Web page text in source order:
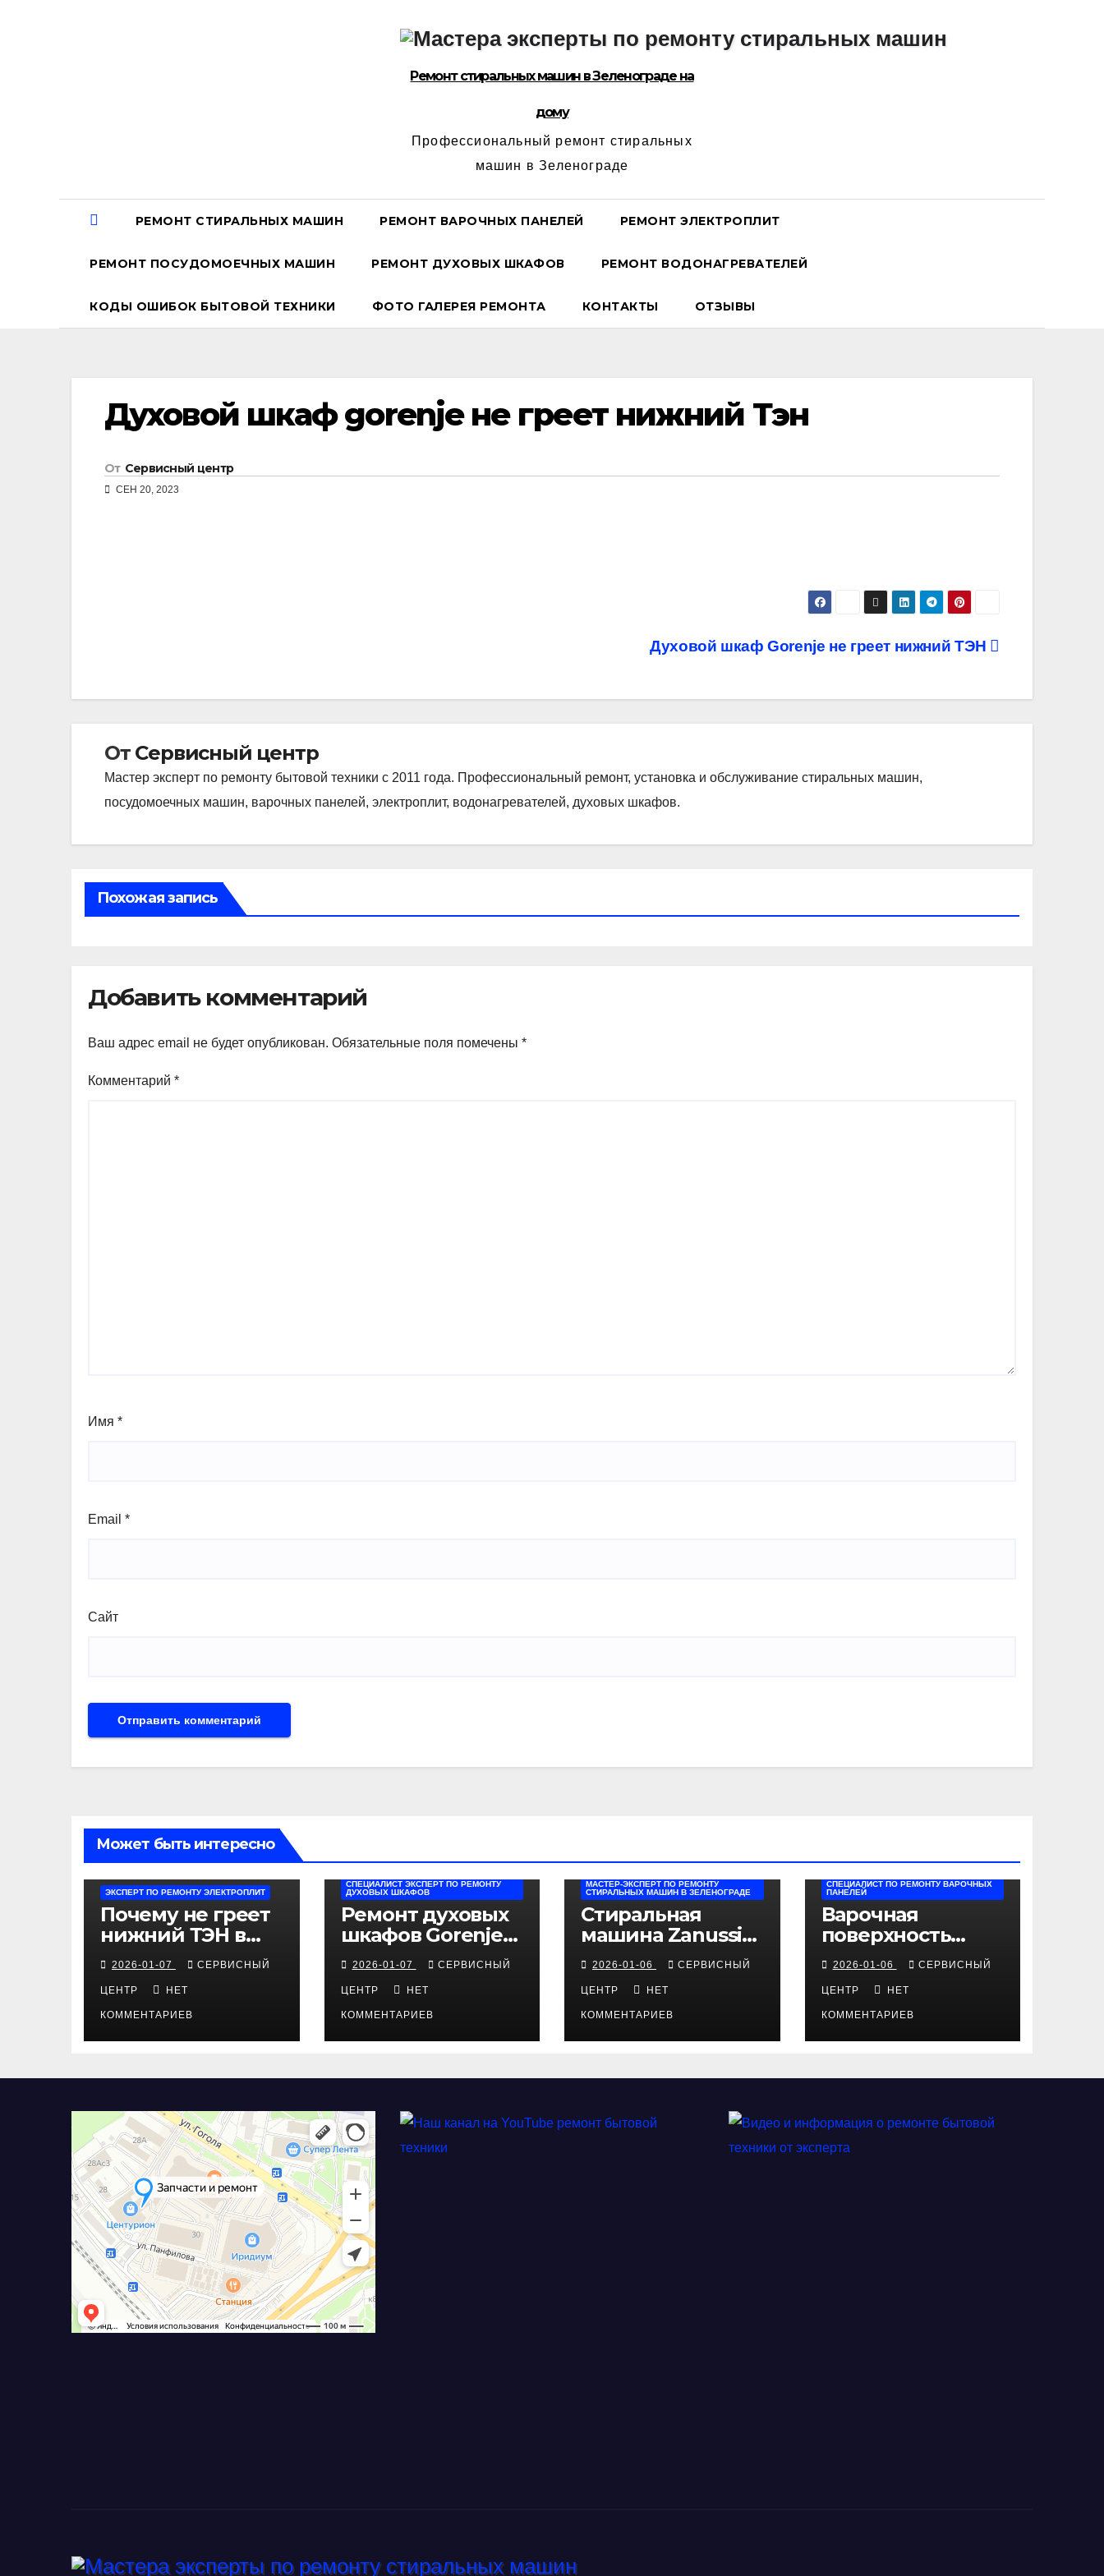
Ремонт стиральных машин в Зеленограде на
дому
Профессиональный ремонт стиральных
машин в Зеленограде
РЕМОНТ СТИРАЛЬНЫХ МАШИН РЕМОНТ ВАРОЧНЫХ ПАНЕЛЕЙ РЕМОНТ ЭЛЕКТРОПЛИТ
РЕМОНТ ПОСУДОМОЕЧНЫХ МАШИН РЕМОНТ ДУХОВЫХ ШКАФОВ РЕМОНТ ВОДОНАГРЕВАТЕЛЕЙ
КОДЫ ОШИБОК БЫТОВОЙ ТЕХНИКИ ФОТО ГАЛЕРЕЯ РЕМОНТА КОНТАКТЫ ОТЗЫВЫ
Духовой шкаф gorenje не греет нижний Тэн
От Сервисный центр
СЕН 20, 2023
Духовой шкаф Gorenje не греет нижний ТЭН
От Сервисный центр
Мастер эксперт по ремонту бытовой техники с 2011 года. Профессиональный ремонт, установка и обслуживание стиральных машин,
посудомоечных машин, варочных панелей, электроплит, водонагревателей, духовых шкафов.
Похожая запись
Добавить комментарий
Ваш адрес email не будет опубликован. Обязательные поля помечены *
Комментарий *
Имя *
Email *
Сайт
Может быть интересно
ЭКСПЕРТ ПО РЕМОНТУ ЭЛЕКТРОПЛИТ
Почему не греет
нижний ТЭН в
электроплите
Kaiser
2026-01-07 СЕРВИСНЫЙ
ЦЕНТР НЕТ
КОММЕНТАРИЕВ
СПЕЦИАЛИСТ ЭКСПЕРТ ПО РЕМОНТУ
ДУХОВЫХ ШКАФОВ
Ремонт духовых
шкафов Gorenje
инструкция по
диагностике
2026-01-07 СЕРВИСНЫЙ
ЦЕНТР НЕТ
КОММЕНТАРИЕВ
МАСТЕР-ЭКСПЕРТ ПО РЕМОНТУ
СТИРАЛЬНЫХ МАШИН В ЗЕЛЕНОГРАДЕ
Стиральная
машина Zanussi
не крутится
барабан:
причины и
решения
2026-01-06 СЕРВИСНЫЙ
ЦЕНТР НЕТ
КОММЕНТАРИЕВ
СПЕЦИАЛИСТ ПО РЕМОНТУ ВАРОЧНЫХ
ПАНЕЛЕЙ
Варочная
поверхность
Beko не
включается:
полная
техническая
диагностика
2026-01-06 СЕРВИСНЫЙ
ЦЕНТР НЕТ
КОММЕНТАРИЕВ